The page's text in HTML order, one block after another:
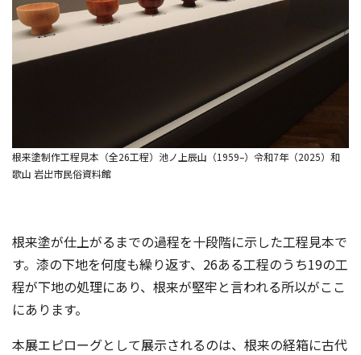
根来塗制作工程見本（全26工程）池ノ上辰山（1959–）令和7年（2025）和
歌山 岩出市民俗資料館
根来塗が仕上がるまでの過程を十段階に示した工程見本で
す。漆の下地を何度も繰り返す、26ある工程のうち19の工
程が下地の処理にあり、根来が堅牢と言われる所以がここ
にあります。
本展エピローグとして展示されるのは、根来の経箱に古代